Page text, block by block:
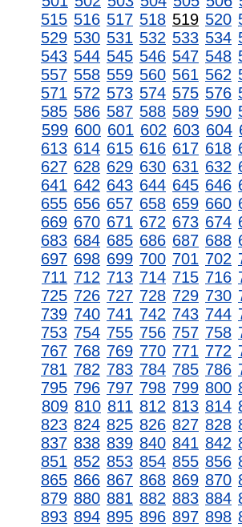
515 516 517 518 519 520
529 530 531 532 533 534
543 544 545 546 547 548
557 558 559 560 561 562
571 572 573 574 575 576
585 586 587 588 589 590
599 600 601 602 603 604
613 614 615 616 617 618
627 628 629 630 631 632
641 642 643 644 645 646
655 656 657 658 659 660
669 670 671 672 673 674
683 684 685 686 687 688
697 698 699 700 701 702
711 712 713 714 715 716
725 726 727 728 729 730
739 740 741 742 743 744
753 754 755 756 757 758
767 768 769 770 771 772
781 782 783 784 785 786
795 796 797 798 799 800
809 810 811 812 813 814
823 824 825 826 827 828
837 838 839 840 841 842
851 852 853 854 855 856
865 866 867 868 869 870
879 880 881 882 883 884
893 894 895 896 897 898